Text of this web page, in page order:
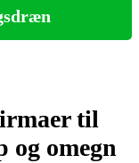
til
og omegn